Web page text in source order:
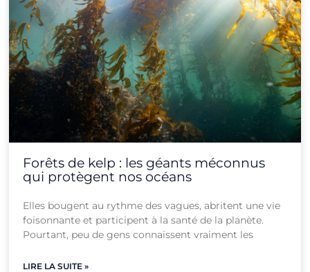
Forêts de kelp : les géants méconnus
qui protègent nos océans
Elles bougent au rythme des vagues, abritent une vie
foisonnante et participent à la santé de la planète.
Pourtant, peu de gens connaissent vraiment les
LIRE LA SUITE »